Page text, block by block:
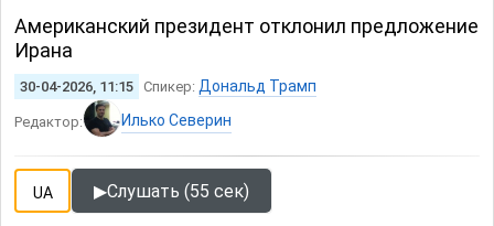
Американский президент отклонил предложение
Ирана
30-04-2026, 11:15 Спикер: Дональд Трамп
Редактор: Илько Северин
UA ▶Слушать (55 сек)